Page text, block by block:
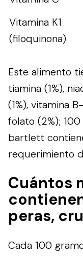
Vitamina K1
(filoquinona)
Este alimento
tiamina (1%),
(1%), vitamina
folato (2%);
bartlett
requerimiento
Cuántos
peras,
Cada 100